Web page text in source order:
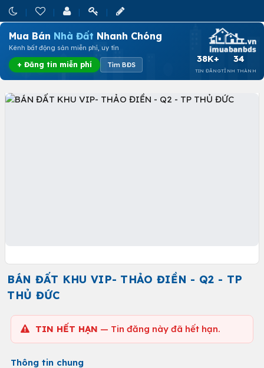
Mua Bán Nhà Đất Nhanh Chóng
Kênh bất động sản miễn phí, uy tín
+ Đăng tin miễn phí Tìm BĐS
38K+
TIN ĐĂNG
34
TỈNH THÀNH
BÁN ĐẤT KHU VIP- THẢO ĐIỀN - Q2 - TP
THỦ ĐỨC
TIN HẾT HẠN — Tin đăng này đã hết hạn.
Thông tin chung